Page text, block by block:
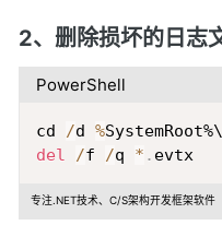
2、删除损坏的日志
PowerShell
cd /d %
del
/f /q * . evtx
专注.NET技术、C/S架构开发框架软件